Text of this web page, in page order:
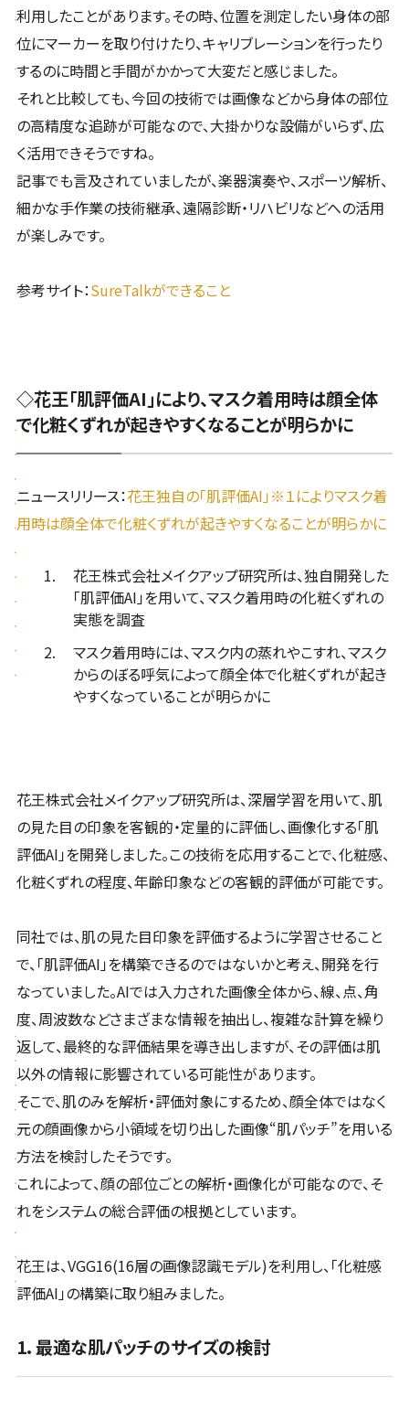
利用したことがあります。その時、位置を測定したい身体の部
位にマーカーを取り付けたり、キャリブレーションを行ったり
するのに時間と手間がかかって大変だと感じました。
それと比較しても、今回の技術では画像などから身体の部位
の高精度な追跡が可能なので、大掛かりな設備がいらず、広
く活用できそうですね。
記事でも言及されていましたが、楽器演奏や、スポーツ解析、
細かな手作業の技術継承、遠隔診断・リハビリなどへの活用
が楽しみです。
参考サイト：SureTalkができること
◇花王「肌評価AI」により、マスク着用時は顔全体
で化粧くずれが起きやすくなることが明らかに
ニュースリリース：花王独自の「肌評価AI」※１によりマスク着
用時は顔全体で化粧くずれが起きやすくなることが明らかに
花王株式会社メイクアップ研究所は、独自開発した
「肌評価AI」を用いて、マスク着用時の化粧くずれの
実態を調査
マスク着用時には、マスク内の蒸れやこすれ、マスク
からのぼる呼気によって顔全体で化粧くずれが起き
やすくなっていることが明らかに
花王株式会社メイクアップ研究所は、深層学習を用いて、肌
の見た目の印象を客観的・定量的に評価し、画像化する「肌
評価AI」を開発しました。この技術を応用することで、化粧感、
化粧くずれの程度、年齢印象などの客観的評価が可能です。
同社では、肌の見た目印象を評価するように学習させること
で、「肌評価AI」を構築できるのではないかと考え、開発を行
なっていました。AIでは入力された画像全体から、線、点、角
度、周波数などさまざまな情報を抽出し、複雑な計算を繰り
返して、最終的な評価結果を導き出しますが、その評価は肌
以外の情報に影響されている可能性があります。
そこで、肌のみを解析・評価対象にするため、顔全体ではなく
元の顔画像から小領域を切り出した画像“肌パッチ”を用いる
方法を検討したそうです。
これによって、顔の部位ごとの解析・画像化が可能なので、そ
れをシステムの総合評価の根拠としています。
花王は、VGG16(16層の画像認識モデル)を利用し、「化粧感
評価AI」の構築に取り組みました。
1. 最適な肌パッチのサイズの検討